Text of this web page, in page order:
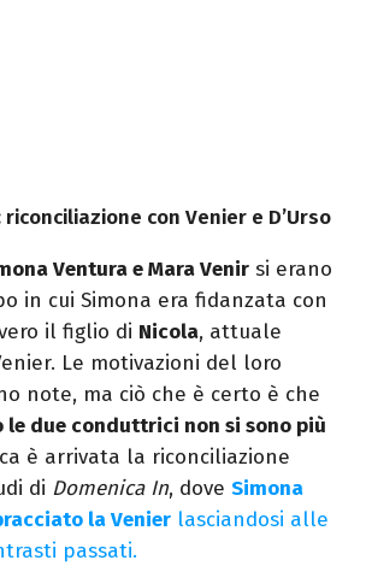
con Venier e D’Urso
Ventura e Mara Venir si erano
in cui Simona era fidanzata con
il figlio di Nicola, attuale
Le motivazioni del loro
note, ma ciò che è certo è che
le due conduttrici non si sono più
è arrivata la riconciliazione
di Domenica In, dove Simona
la Venier lasciandosi alle
passati.